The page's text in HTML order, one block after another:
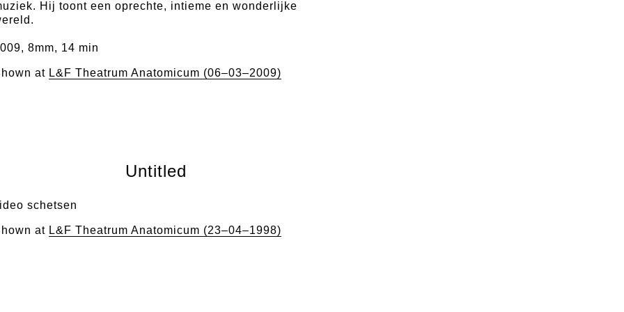
Hij toont een oprechte, intieme en wonderlijke
8mm, 14 min
at L&F Theatrum Anatomicum (06–03–2009)
Untitled
schetsen
at L&F Theatrum Anatomicum (23–04–1998)